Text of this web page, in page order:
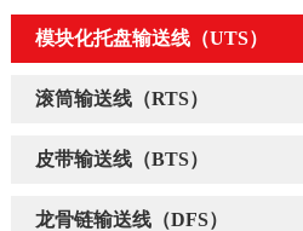
模块化托盘输送线（UTS）
滚筒输送线（RTS）
皮带输送线（BTS）
龙骨链输送线（DFS）